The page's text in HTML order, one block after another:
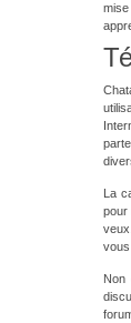
La
pour
Non